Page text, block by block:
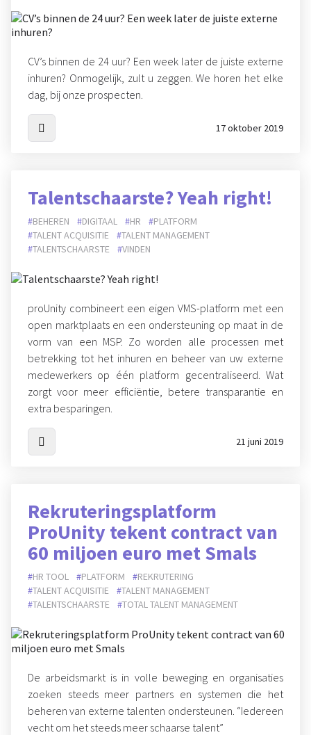
CV’s binnen de 24 uur? Een week later de juiste externe
inhuren? Onmogelijk, zult u zeggen. We horen het elke
dag, bij onze prospecten.
17 oktober 2019
Talentschaarste? Yeah right!
BEHEREN DIGITAAL HR
PLATFORM
TALENT ACQUISITIE
TALENT MANAGEMENT
TALENTSCHAARSTE
VINDEN
proUnity combineert een eigen VMS-platform met een
open marktplaats en een ondersteuning op maat in de
vorm van een MSP. Zo worden alle processen met
betrekking tot het inhuren en beheer van uw externe
medewerkers op één platform gecentraliseerd. Wat
zorgt voor meer efficiëntie, betere transparantie en
extra besparingen.
21 juni 2019
Rekruteringsplatform
ProUnity tekent contract van
60 miljoen euro met Smals
HR TOOL PLATFORM
REKRUTERING
TALENT ACQUISITIE
TALENT MANAGEMENT
TALENTSCHAARSTE
TOTAL TALENT MANAGEMENT
De arbeidsmarkt is in volle beweging en organisaties
zoeken steeds meer partners en systemen die het
beheren van externe talenten ondersteunen. “Iedereen
vecht om het steeds meer schaarse talent”